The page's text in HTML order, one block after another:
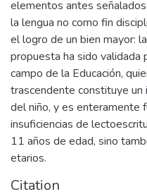
elementos antes
la lengua no como fin
el logro de un bien mayor:
propuesta ha sido
campo de la Educación,
trascendente constituye
del niño, y es enteramente
insuficiencias de
11 años de edad, sino
etarios.
Citation